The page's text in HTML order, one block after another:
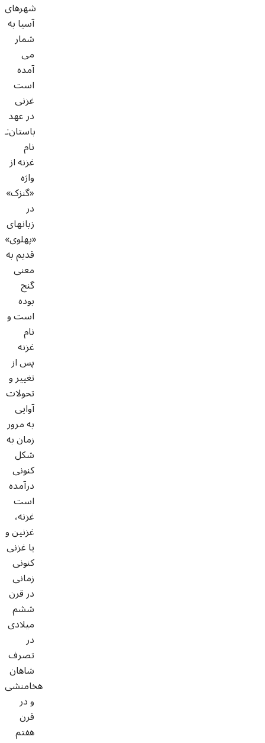
شهرهای
آسیا به
شمار
می
آمده
است
غزنی
در عهد
باستان:ـ
نام
غزنه از
واژه
«گنزک»
در
زبانهای
«پهلوی»
قدیم به
معنی
گنج
بوده
است و
نام
غزنه
پس از
تغییر و
تحولات
آوایی
به مرور
زمان به
شکل
کنونی
درآمده
است
غزنه،
غزنین و
یا غزنی
کنونی
زمانی
در قرن
ششم
میلادی
در
تصرف
شاهان
هخامنشی
و در
قرن
هفتم